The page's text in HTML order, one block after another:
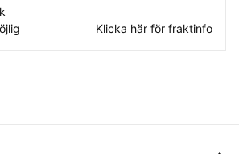
Klicka här för fraktinfo